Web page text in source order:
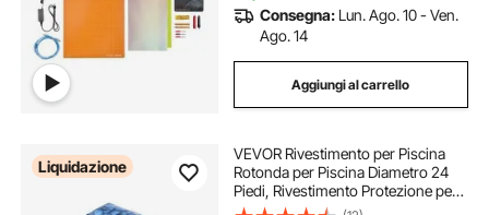
Consegna: Lun. Ago. 10 - Ven.
Ago. 14
Aggiungi al carrello
Liquidazione
VEVOR Rivestimento per Piscina
Rotonda per Piscina Diametro 24
Piedi, Rivestimento Protezione per
Pareti di Piscine Fuori Terra 52